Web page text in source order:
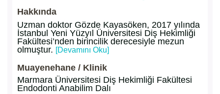
Hakkında
Uzman doktor Gözde Kayasöken, 2017 yılında
İstanbul Yeni Yüzyıl Üniversitesi Diş Hekimliği
Fakültesi’nden birincilik derecesiyle mezun
olmuştur. [Devamını Oku]
Muayenehane / Klinik
Marmara Üniversitesi Diş Hekimliği Fakültesi
Endodonti Anabilim Dalı